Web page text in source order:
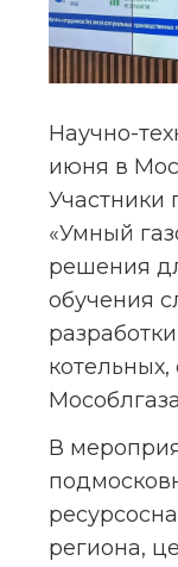
Научно-
июня в
Участники
«Умный
решения
обучения
В
региона,